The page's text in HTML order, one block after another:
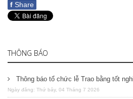
f Share
THÔNG BÁO
Thông báo tổ chức lễ Trao bằng tốt
Ngày đăng: Thứ bảy, 04 Tháng 7 2026